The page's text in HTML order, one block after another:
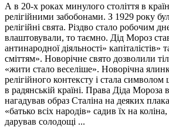
А в 20-х роках минулого століття в
релігійними забобонами. З 1929 року
релігійні свята. Різдво стало робочим
влаштовували, то таємно. Дід Мороз
антинародної діяльності» капіталістів»
сміттям». Новорічне свято дозволили
«жити стало веселіше». Новорічна
релігійного контексту і стала
в радянській країні. Права Діда Мороза
нагадував образ Сталіна на деяких
«батько всіх народів» садив їх на
дарував солодощі ...